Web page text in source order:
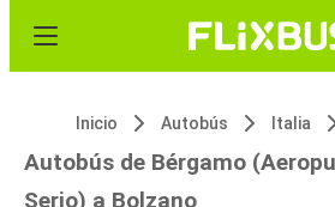
Inicio Autobús Italia
Autobús de Bérgamo
Serio) a Bolzano